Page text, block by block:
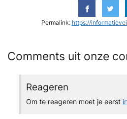
Permalink: https://
Comments uit onze
Reageren
Om te reageren moet je eerst